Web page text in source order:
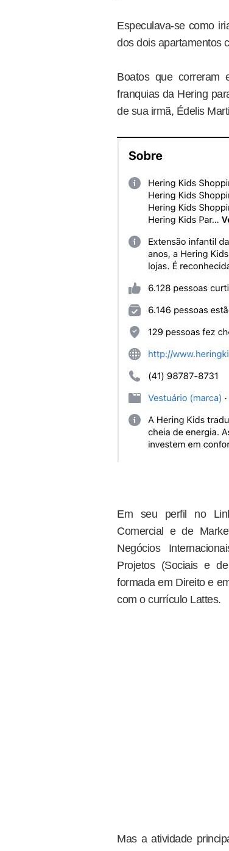
Especulava-se como
dos dois apartamentos
Boatos que correram
franquias da Hering
de sua irmã, Édelis
Em seu perfil no
Comercial e de
Negócios
Projetos (Sociais e
formada em Direito e
com o currículo Lattes.
Mas a atividade